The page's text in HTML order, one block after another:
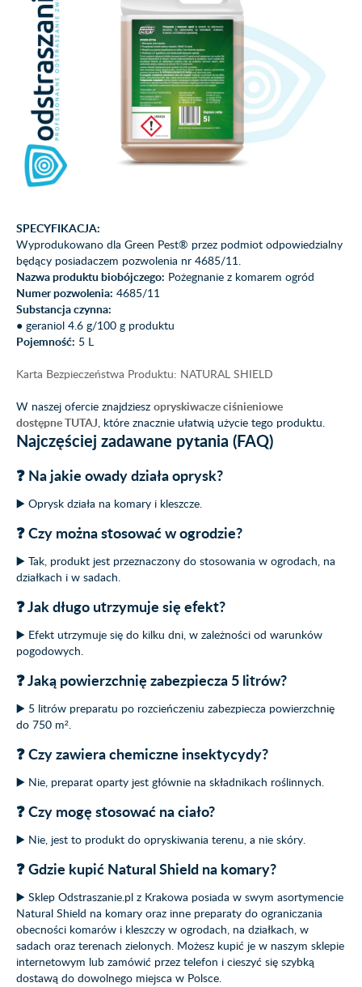
SPECYFIKACJA:
Wyprodukowano dla Green Pest® przez podmiot odpowiedzialny
będący posiadaczem pozwolenia nr 4685/11.
Nazwa produktu biobójczego: Pożegnanie z komarem ogród
Numer pozwolenia: 4685/11
Substancja czynna:
● geraniol 4.6 g/100 g produktu
Pojemność: 5 L
Karta Bezpieczeństwa Produktu: NATURAL SHIELD
W naszej ofercie znajdziesz opryskiwacze ciśnieniowe
dostępne TUTAJ, które znacznie ułatwią użycie tego produktu.
Najczęściej zadawane pytania (FAQ)
❓ Na jakie owady działa oprysk?
▶️ Oprysk działa na komary i kleszcze.
❓ Czy można stosować w ogrodzie?
▶️ Tak, produkt jest przeznaczony do stosowania w ogrodach, na
działkach i w sadach.
❓ Jak długo utrzymuje się efekt?
▶️ Efekt utrzymuje się do kilku dni, w zależności od warunków
pogodowych.
❓ Jaką powierzchnię zabezpiecza 5 litrów?
▶️ 5 litrów preparatu po rozcieńczeniu zabezpiecza powierzchnię
do 750 m².
❓ Czy zawiera chemiczne insektycydy?
▶️ Nie, preparat oparty jest głównie na składnikach roślinnych.
❓ Czy mogę stosować na ciało?
▶️ Nie, jest to produkt do opryskiwania terenu, a nie skóry.
❓ Gdzie kupić Natural Shield na komary?
▶️ Sklep Odstraszanie.pl z Krakowa posiada w swym asortymencie
Natural Shield na komary oraz inne preparaty do ograniczania
obecności komarów i kleszczy w ogrodach, na działkach, w
sadach oraz terenach zielonych. Możesz kupić je w naszym sklepie
internetowym lub zamówić przez telefon i cieszyć się szybką
dostawą do dowolnego miejsca w Polsce.